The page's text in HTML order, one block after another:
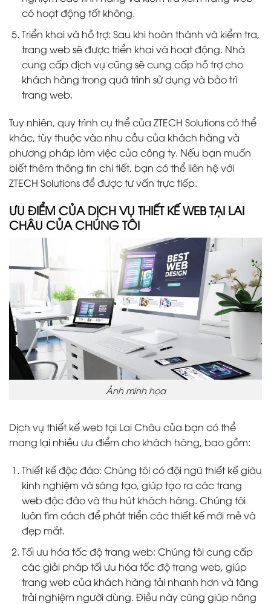
có hoạt động tốt không.
Triển khai và hỗ trợ: Sau khi hoàn thành và kiểm tra,
trang web sẽ được triển khai và hoạt động. Nhà
cung cấp dịch vụ cũng sẽ cung cấp hỗ trợ cho
khách hàng trong quá trình sử dụng và bảo trì
trang web.
Tuy nhiên, quy trình cụ thể của ZTECH Solutions có thể
khác, tùy thuộc vào nhu cầu của khách hàng và
phương pháp làm việc của công ty. Nếu bạn muốn
biết thêm thông tin chi tiết, bạn có thể liên hệ với
ZTECH Solutions để được tư vấn trực tiếp.
ƯU ĐIỂM CỦA DỊCH VỤ THIẾT KẾ WEB TẠI LAI
CHÂU CỦA CHÚNG TÔI
Ảnh minh họa
Dịch vụ thiết kế web tại Lai Châu của bạn có thể
mang lại nhiều ưu điểm cho khách hàng, bao gồm:
Thiết kế độc đáo: Chúng tôi có đội ngũ thiết kế giàu
kinh nghiệm và sáng tạo, giúp tạo ra các trang
web độc đáo và thu hút khách hàng. Chúng tôi
luôn tìm cách để phát triển các thiết kế mới mẻ và
đẹp mắt.
Tối ưu hóa tốc độ trang web: Chúng tôi cung cấp
các giải pháp tối ưu hóa tốc độ trang web, giúp
trang web của khách hàng tải nhanh hơn và tăng
trải nghiệm người dùng. Điều này cũng giúp nâng